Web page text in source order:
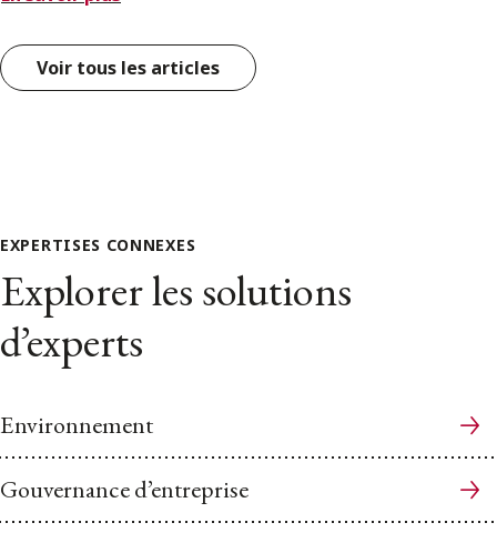
Voir tous les articles
EXPERTISES CONNEXES
Explorer les solutions
d’experts
Environnement
Gouvernance d’entreprise